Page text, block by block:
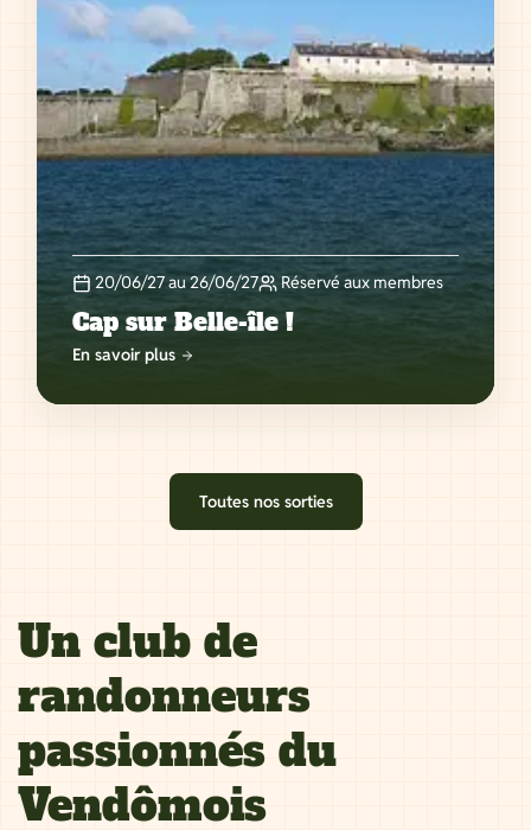
20/06/27 au 26/06/27 Réservé aux membres
Cap sur Belle-île !
En savoir plus
Toutes nos sorties
Un club de
randonneurs
passionnés du
Vendômois